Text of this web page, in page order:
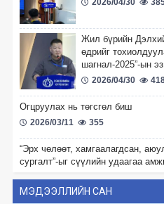
2026/04/30
Жил бүрийн
өдрийг
шагнал-2025”-ын
2026/04/30
Огцруулах нь төгсгөл биш
2026/03/11 355
“Эрх чөлөөт, хамгаалагдсан,
сургалт”-ыг сүүлийн удаагаа
2026/01/15 578
МЭДЭЭЛЛИЙН САН